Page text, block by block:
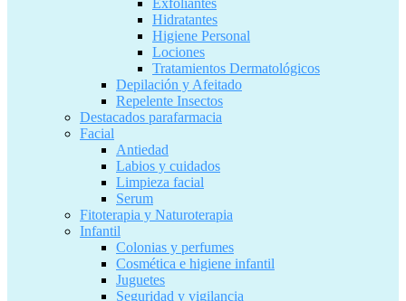
Exfoliantes
Hidratantes
Higiene Personal
Lociones
Tratamientos Dermatológicos
Depilación y Afeitado
Repelente Insectos
Destacados parafarmacia
Facial
Antiedad
Labios y cuidados
Limpieza facial
Serum
Fitoterapia y Naturoterapia
Infantil
Colonias y perfumes
Cosmética e higiene infantil
Juguetes
Seguridad y vigilancia